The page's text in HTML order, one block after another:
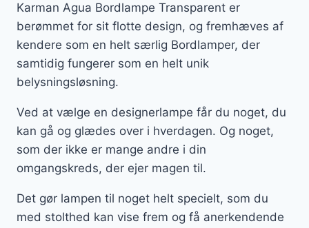
Karman Agua Bordlampe Transparent er
berømmet for sit flotte design, og fremhæves af
kendere som en helt særlig Bordlamper, der
samtidig fungerer som en helt unik
belysningsløsning.
Ved at vælge en designerlampe får du noget, du
kan gå og glædes over i hverdagen. Og noget,
som der ikke er mange andre i din
omgangskreds, der ejer magen til.
Det gør lampen til noget helt specielt, som du
med stolthed kan vise frem og få anerkendende